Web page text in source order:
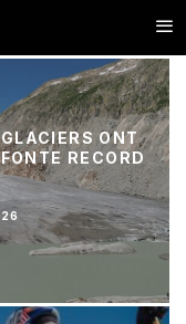
ONT
RECORD